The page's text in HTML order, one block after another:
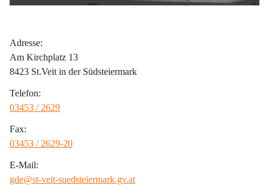
Adresse:
Am Kirchplatz 13
8423 St.Veit in der Südsteiermark
Telefon:
03453 / 2629
Fax:
03453 / 2629-20
E-Mail:
gde@st-veit-suedsteiermark.gv.at